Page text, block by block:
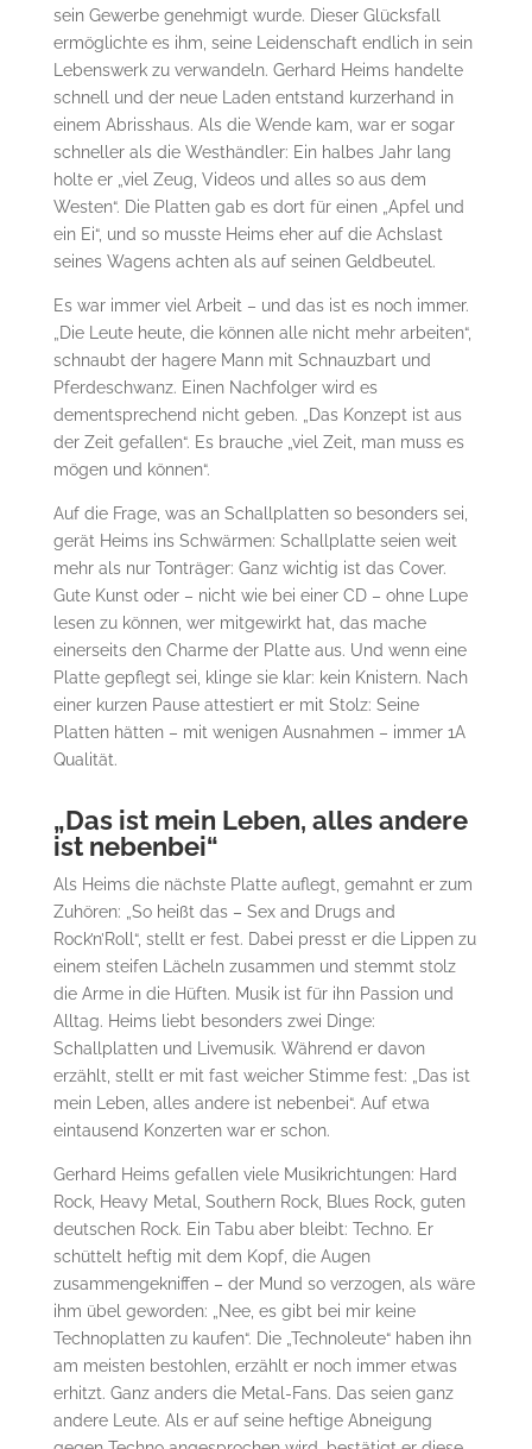
sein Gewerbe genehmigt wurde. Dieser Glücksfall
ermöglichte es ihm, seine Leidenschaft endlich in sein
Lebenswerk zu verwandeln. Gerhard Heims handelte
schnell und der neue Laden entstand kurzerhand in
einem Abrisshaus. Als die Wende kam, war er sogar
schneller als die Westhändler: Ein halbes Jahr lang
holte er „viel Zeug, Videos und alles so aus dem
Westen“. Die Platten gab es dort für einen „Apfel und
ein Ei“, und so musste Heims eher auf die Achslast
seines Wagens achten als auf seinen Geldbeutel.
Es war immer viel Arbeit – und das ist es noch immer.
„Die Leute heute, die können alle nicht mehr arbeiten“,
schnaubt der hagere Mann mit Schnauzbart und
Pferdeschwanz. Einen Nachfolger wird es
dementsprechend nicht geben. „Das Konzept ist aus
der Zeit gefallen“. Es brauche „viel Zeit, man muss es
mögen und können“.
Auf die Frage, was an Schallplatten so besonders sei,
gerät Heims ins Schwärmen: Schallplatte seien weit
mehr als nur Tonträger: Ganz wichtig ist das Cover.
Gute Kunst oder – nicht wie bei einer CD – ohne Lupe
lesen zu können, wer mitgewirkt hat, das mache
einerseits den Charme der Platte aus. Und wenn eine
Platte gepflegt sei, klinge sie klar: kein Knistern. Nach
einer kurzen Pause attestiert er mit Stolz: Seine
Platten hätten – mit wenigen Ausnahmen – immer 1A
Qualität.
„Das ist mein Leben, alles andere
ist nebenbei“
Als Heims die nächste Platte auflegt, gemahnt er zum
Zuhören: „So heißt das – Sex and Drugs and
Rock’n’Roll“, stellt er fest. Dabei presst er die Lippen zu
einem steifen Lächeln zusammen und stemmt stolz
die Arme in die Hüften. Musik ist für ihn Passion und
Alltag. Heims liebt besonders zwei Dinge:
Schallplatten und Livemusik. Während er davon
erzählt, stellt er mit fast weicher Stimme fest: „Das ist
mein Leben, alles andere ist nebenbei“. Auf etwa
eintausend Konzerten war er schon.
Gerhard Heims gefallen viele Musikrichtungen: Hard
Rock, Heavy Metal, Southern Rock, Blues Rock, guten
deutschen Rock. Ein Tabu aber bleibt: Techno. Er
schüttelt heftig mit dem Kopf, die Augen
zusammengekniffen – der Mund so verzogen, als wäre
ihm übel geworden: „Nee, es gibt bei mir keine
Technoplatten zu kaufen“. Die „Technoleute“ haben ihn
am meisten bestohlen, erzählt er noch immer etwas
erhitzt. Ganz anders die Metal-Fans. Das seien ganz
andere Leute. Als er auf seine heftige Abneigung